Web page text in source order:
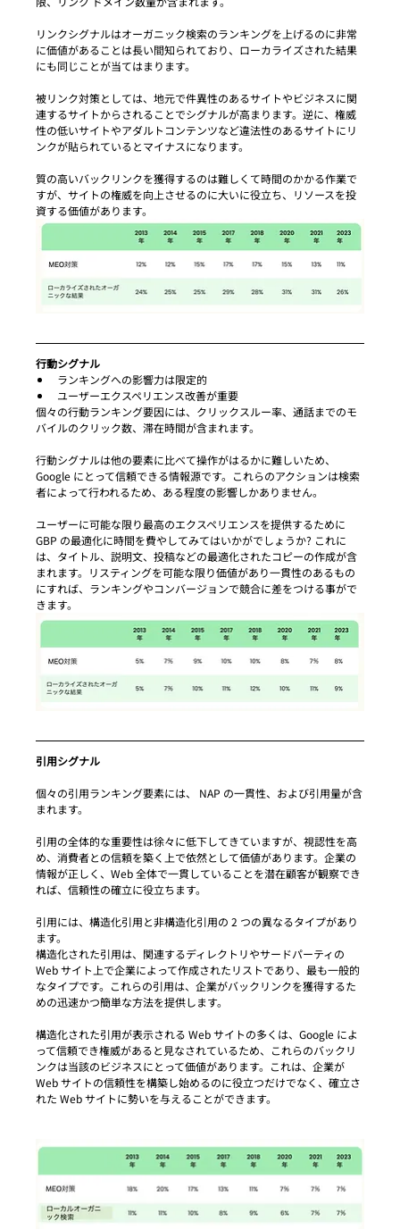
リンクシグナルはオーガニック検索のランキングを上げるのに非常
に価値があることは長い間知られており、ローカライズされた結果
にも同じことが当てはまります。
被リンク対策としては、地元で件異性のあるサイトやビジネスに関
連するサイトからされることでシグナルが高まります。逆に、権威
性の低いサイトやアダルトコンテンツなど違法性のあるサイトにリ
ンクが貼られているとマイナスになります。
質の高いバックリンクを獲得するのは難しくて時間のかかる作業で
すが、サイトの権威を向上させるのに大いに役立ち、リソースを投
資する価値があります。
行動シグナル
ランキングへの影響力は限定的
ユーザーエクスペリエンス改善が重要
個々の行動ランキング要因には、クリックスルー率、通話までのモ
バイルのクリック数、滞在時間が含まれます。
行動シグナルは他の要素に比べて操作がはるかに難しいため、
Google にとって信頼できる情報源です。これらのアクションは検索
者によって行われるため、ある程度の影響しかありません。
ユーザーに可能な限り最高のエクスペリエンスを提供するために
GBP の最適化に時間を費やしてみてはいかがでしょうか? これに
は、タイトル、説明文、投稿などの最適化されたコピーの作成が含
まれます。リスティングを可能な限り価値があり一貫性のあるもの
にすれば、ランキングやコンバージョンで競合に差をつける事がで
きます。
引用シグナル
個々の引用ランキング要素には、 NAP の一貫性、および引用量が含
まれます。
引用の全体的な重要性は徐々に低下してきていますが、視認性を高
め、消費者との信頼を築く上で依然として価値があります。企業の
情報が正しく、Web 全体で一貫していることを潜在顧客が観察でき
れば、信頼性の確立に役立ちます。
引用には、構造化引用と非構造化引用の 2 つの異なるタイプがあり
ます。
構造化された引用は、関連するディレクトリやサードパーティの
Web サイト上で企業によって作成されたリストであり、最も一般的
なタイプです。これらの引用は、企業がバックリンクを獲得するた
めの迅速かつ簡単な方法を提供します。
構造化された引用が表示される Web サイトの多くは、Google によ
って信頼でき権威があると見なされているため、これらのバックリ
ンクは当該のビジネスにとって価値があります。これは、企業が
Web サイトの信頼性を構築し始めるのに役立つだけでなく、確立さ
れた Web サイトに勢いを与えることができます。